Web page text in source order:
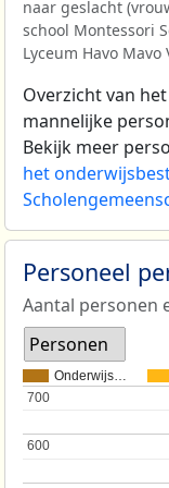
naar geslacht
school Montessori
Lyceum Havo Mavo
Overzicht van
mannelijke
Bekijk meer
het
Personeel
Aantal personen
Personen
Onderwijs…
600
600
700
700